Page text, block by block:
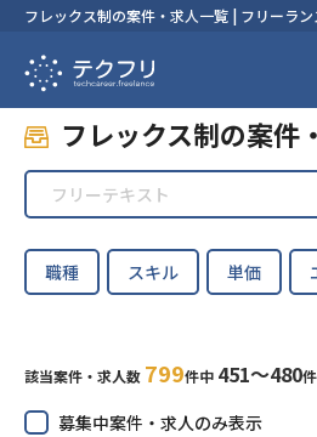
フレックス制の案件・求人一覧 | フリーラ
フレックス制の案件
職種 スキル 単価
該当案件・求人数 799件中 451〜480
募集中案件・求人のみ表示